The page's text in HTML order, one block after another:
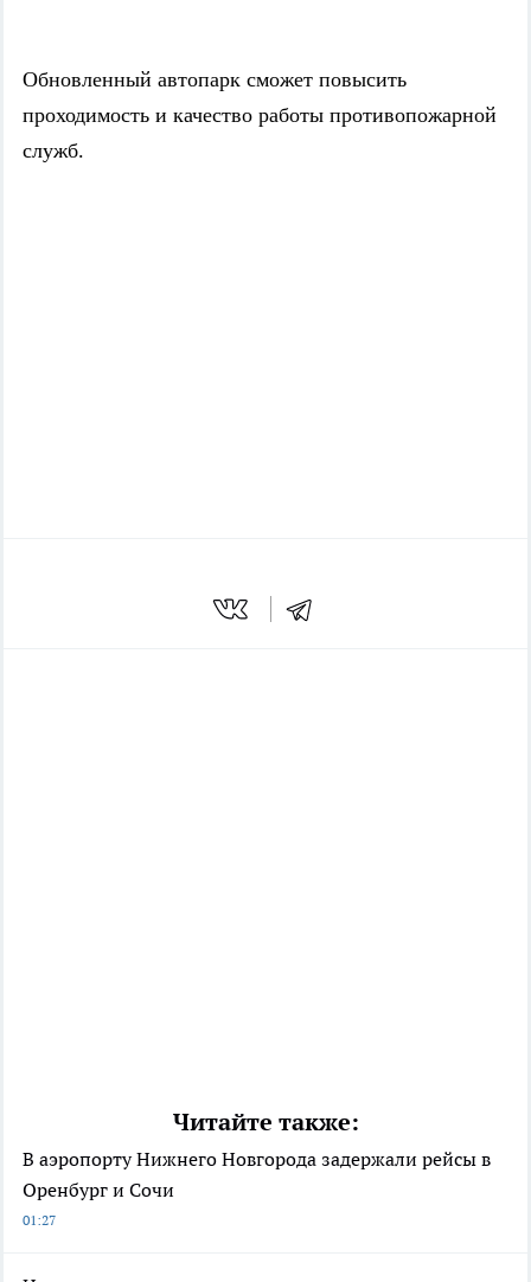
Обновленный автопарк сможет повысить
проходимость и качество работы противопожарной
служб.
Читайте также:
В аэропорту Нижнего Новгорода задержали рейсы в
Оренбург и Сочи
01:27